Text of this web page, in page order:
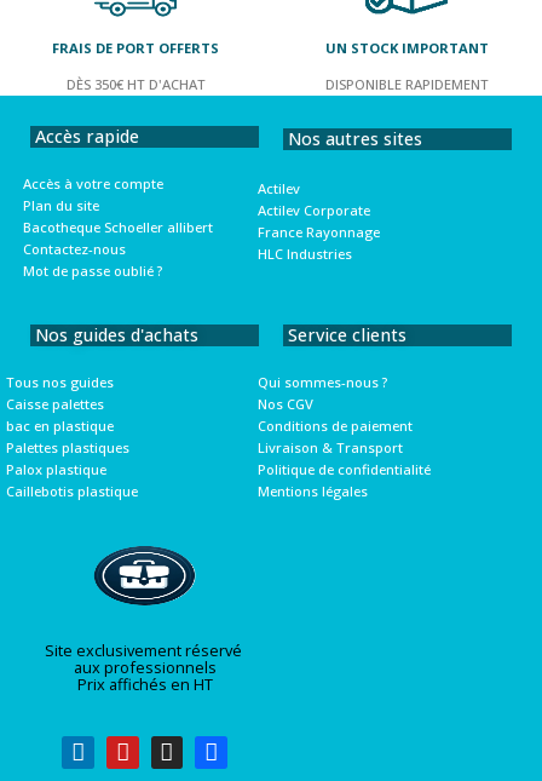
FRAIS DE PORT OFFERTS
DÈS 350€ HT D'ACHAT
UN STOCK IMPORTANT
DISPONIBLE RAPIDEMENT
Accès rapide
Accès à votre compte
Plan du site
Bacotheque Schoeller allibert
Contactez-nous
Mot de passe oublié ?
Nos autres sites
Actilev
Actilev Corporate
France Rayonnage
HLC Industries
Nos guides d'achats
Tous nos guides
Caisse palettes
bac en plastique
Palettes plastiques
Palox plastique
Caillebotis plastique
Service clients
Qui sommes-nous ?
Nos CGV
Conditions de paiement
Livraison & Transport
Politique de confidentialité
Mentions légales
Site exclusivement réservé
aux professionnels
Prix affichés en HT